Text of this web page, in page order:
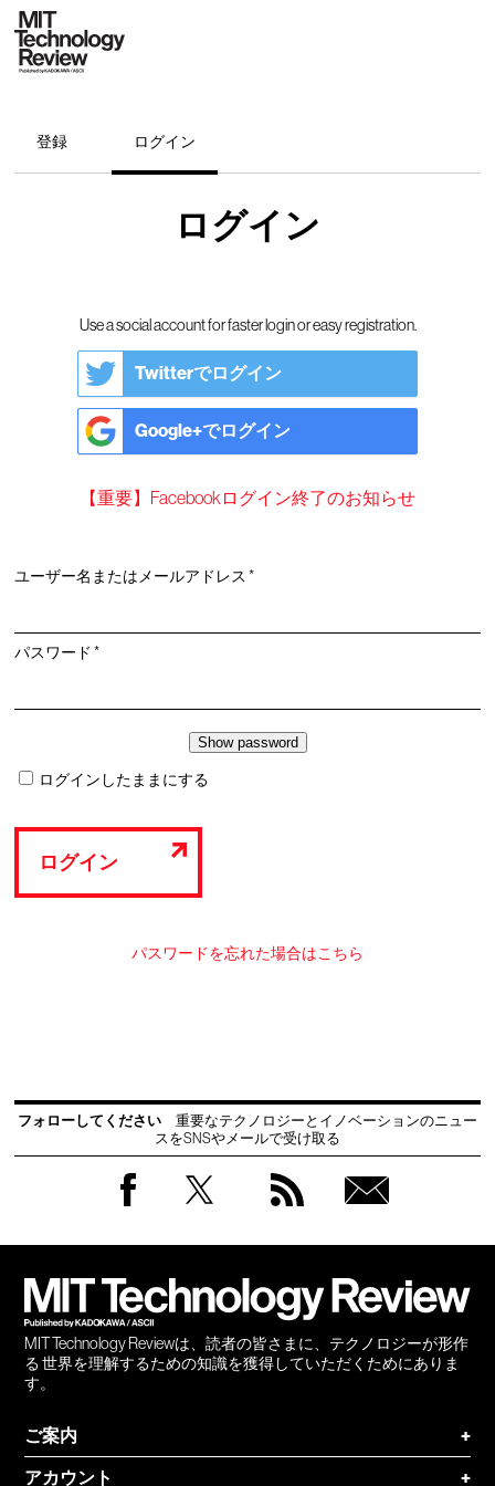
登録 ログイン
ログイン
Use a social account for faster login or easy registration.
Twitterでログイン
Google+でログイン
【重要】Facebookログイン終了のお知らせ
ユーザー名またはメールアドレス*必
パスワード*必
ログインしたままにする
ログイン
パスワードを忘れた場合はこちら
フォローしてください
重要なテクノロジーとイノベーションのニュー
スをSNSやメールで受け取る
MIT Technology Reviewは、読者の皆さまに、テクノロジーが形作
る 世界を理解するための知識を獲得していただくためにありま
す。
ご案内
+
アカウント
+